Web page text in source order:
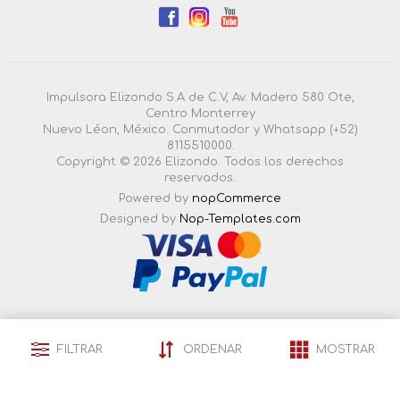
Impulsora Elizondo S.A de C.V, Av. Madero 580 Ote,
Centro Monterrey
Nuevo Léon, México. Conmutador y Whatsapp (+52)
8115510000.
Copyright © 2026 Elizondo. Todos los derechos
reservados.
Powered by nopCommerce
Designed by Nop-Templates.com
FILTRAR
ORDENAR MOSTRAR